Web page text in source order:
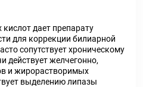
дает препарату
для коррекции билиарной
сопутствует хроническому
действует желчегонно,
и жирорастворимых
выделению липазы